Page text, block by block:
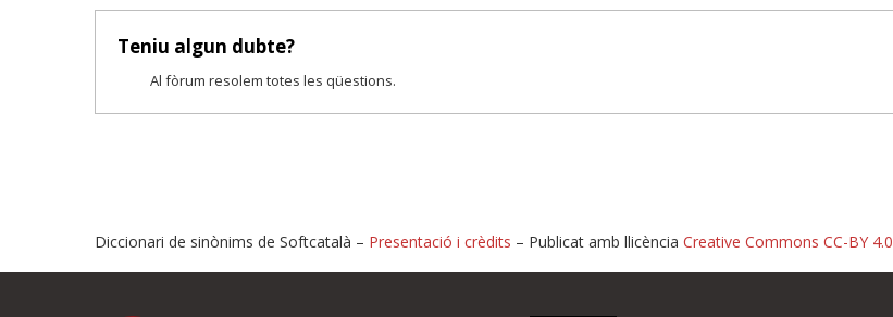
Teniu algun dubte?
Al fòrum resolem totes les qüestions.
Diccionari de sinònims de Softcatalà – Presentació i crèdits – Publicat amb llicència Creative Commons CC-BY 4.0